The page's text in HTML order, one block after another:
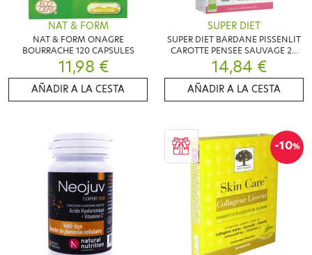
NAT & FORM
NAT & FORM ONAGRE
BOURRACHE 120 CAPSULES
11,98 €
AÑADIR A LA CESTA
SUPER DIET
SUPER DIET BARDANE PISSENLIT
CAROTTE PENSEE SAUVAGE 20
AMP
14,84 €
AÑADIR A LA CESTA
-10%